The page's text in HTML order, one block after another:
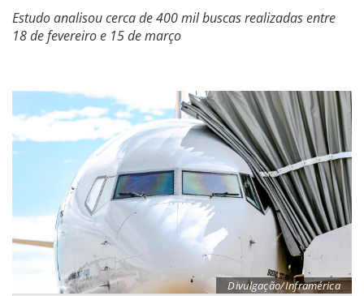
Estudo analisou cerca de 400 mil buscas realizadas entre
18 de fevereiro e 15 de março
Divulgação/Inframérica